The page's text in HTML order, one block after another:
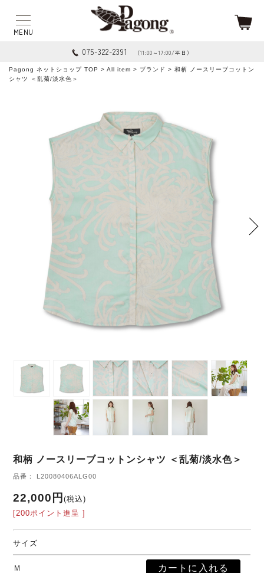
075-322-2391 （11:00～17:00/平日）
Pagong ネットショップ TOP > All item > ブランド > 和柄 ノースリーブコットン
シャツ ＜乱菊/淡水色＞
和柄 ノースリーブコットンシャツ ＜乱菊/淡水色＞
品番： L20080406ALG00
22,000円(税込)
[200ポイント進呈 ]
サイズ
M